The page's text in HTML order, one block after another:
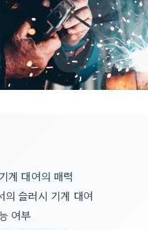
계 대여의 매력
의 슬러시 기계 대여
여부